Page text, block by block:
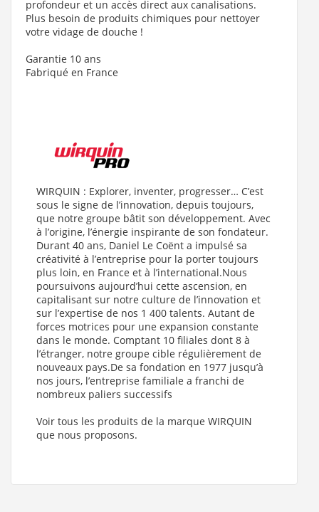
profondeur et un accès direct aux canalisations.
Plus besoin de produits chimiques pour nettoyer
votre vidage de douche !
Garantie 10 ans
Fabriqué en France
WIRQUIN : Explorer, inventer, progresser… C’est
sous le signe de l’innovation, depuis toujours,
que notre groupe bâtit son développement. Avec
à l’origine, l’énergie inspirante de son fondateur.
Durant 40 ans, Daniel Le Coënt a impulsé sa
créativité à l’entreprise pour la porter toujours
plus loin, en France et à l’international.Nous
poursuivons aujourd’hui cette ascension, en
capitalisant sur notre culture de l’innovation et
sur l’expertise de nos 1 400 talents. Autant de
forces motrices pour une expansion constante
dans le monde. Comptant 10 filiales dont 8 à
l’étranger, notre groupe cible régulièrement de
nouveaux pays.De sa fondation en 1977 jusqu’à
nos jours, l’entreprise familiale a franchi de
nombreux paliers successifs
Voir tous les produits de la marque WIRQUIN
que nous proposons.